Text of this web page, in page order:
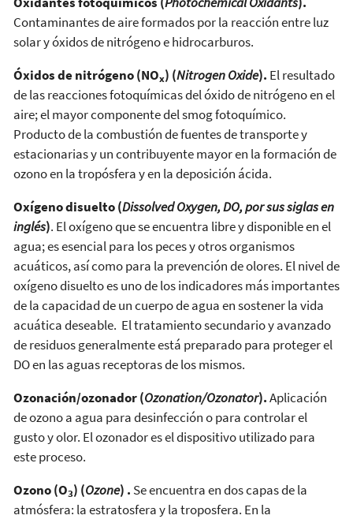
Contaminantes de aire formados por la reacción entre luz
solar y óxidos de nitrógeno e hidrocarburos.
Óxidos de nitrógeno (NOx) (Nitrogen Oxide). El resultado
de las reacciones fotoquímicas del óxido de nitrógeno en el
aire; el mayor componente del smog fotoquímico.
Producto de la combustión de fuentes de transporte y
estacionarias y un contribuyente mayor en la formación de
ozono en la tropósfera y en la deposición ácida.
Oxígeno disuelto (Dissolved Oxygen, DO, por sus siglas en
inglés). El oxígeno que se encuentra libre y disponible en el
agua; es esencial para los peces y otros organismos
acuáticos, así como para la prevención de olores. El nivel de
oxígeno disuelto es uno de los indicadores más importantes
de la capacidad de un cuerpo de agua en sostener la vida
acuática deseable. El tratamiento secundario y avanzado
de residuos generalmente está preparado para proteger el
DO en las aguas receptoras de los mismos.
Ozonación/ozonador (Ozonation/Ozonator).Aplicación
de ozono a agua para desinfección o para controlar el
gusto y olor. El ozonador es el dispositivo utilizado para
este proceso.
Ozono (O3) (Ozone) . Se encuentra en dos capas de la
atmósfera: la estratosfera y la troposfera. En la